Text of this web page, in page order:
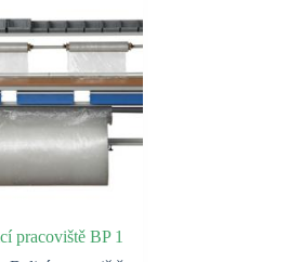
pracoviště BP 1